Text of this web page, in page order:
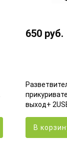
650 руб.
выход+
В